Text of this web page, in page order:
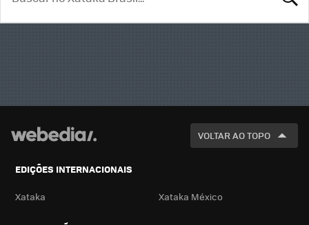
VOLTAR AO TOPO
EDIÇÕES INTERNACIONAIS
Xataka Xataka México